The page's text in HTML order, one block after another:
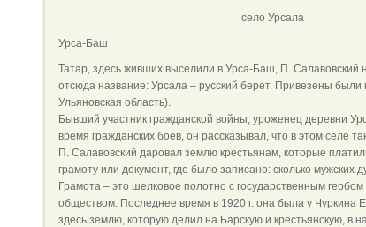
село
Урса-Баш
Татар, здесь живших выселили в Урса-Баш, П. Салавовский
отсюда название: Урсала – русский берет. Привезены
Ульяновская область).
Бывший участник гражданской войны, уроженец деревни
время гражданских боев, он рассказывал, что в этом селе
П. Салавовский даровал землю крестьянам, которые
грамоту или документ, где было записано: сколько мужских
Грамота – это шелковое полотно с государственным
обществом. Последнее время в 1920 г. она была у
здесь землю, которую делил на Барскую и крестьянскую, в